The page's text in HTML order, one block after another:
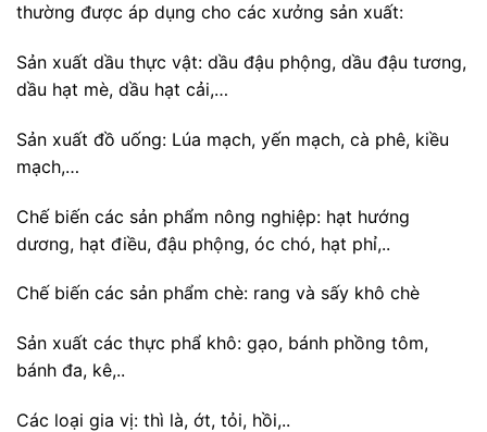
thường được áp dụng cho các xưởng sản xuất:
Sản xuất dầu thực vật: dầu đậu phộng, dầu đậu tương,
dầu hạt mè, dầu hạt cải,…
Sản xuất đồ uống: Lúa mạch, yến mạch, cà phê, kiều
mạch,…
Chế biến các sản phẩm nông nghiệp: hạt hướng
dương, hạt điều, đậu phộng, óc chó, hạt phỉ,..
Chế biến các sản phẩm chè: rang và sấy khô chè
Sản xuất các thực phẩ khô: gạo, bánh phồng tôm,
bánh đa, kê,..
Các loại gia vị: thì là, ớt, tỏi, hồi,..